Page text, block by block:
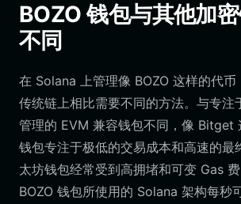
BOZO 钱包与其他加
不同
在 Solana 上管理像 BOZO 这样的代币
传统链上相比需要不同的方法。与专注
管理的 EVM 兼容钱包不同，像 Bitget
钱包专注于极低的交易成本和高速的最
太坊钱包经常受到高拥堵和可变 Gas
BOZO 钱包所使用的 Solana 架构每秒